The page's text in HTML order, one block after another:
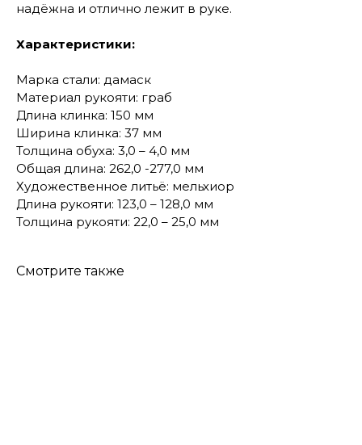
надёжна и отлично лежит в руке.
Характеристики:
Марка стали: дамаск
Материал рукояти: граб
Длина клинка: 150 мм
Ширина клинка: 37 мм
Толщина обуха: 3,0 – 4,0 мм
Общая длина: 262,0 -277,0 мм
Художественное литьё: мельхиор
Длина рукояти: 123,0 – 128,0 мм
Толщина рукояти: 22,0 – 25,0 мм
Смотрите также